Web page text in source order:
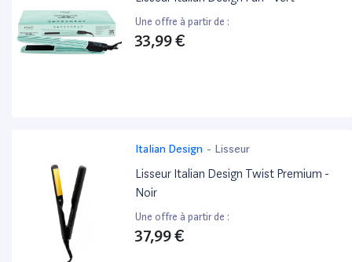
Une offre à partir de :
33,99 €
Italian Design - Lisseur
Lisseur Italian Design Twist Premium -
Noir
Une offre à partir de :
37,99 €